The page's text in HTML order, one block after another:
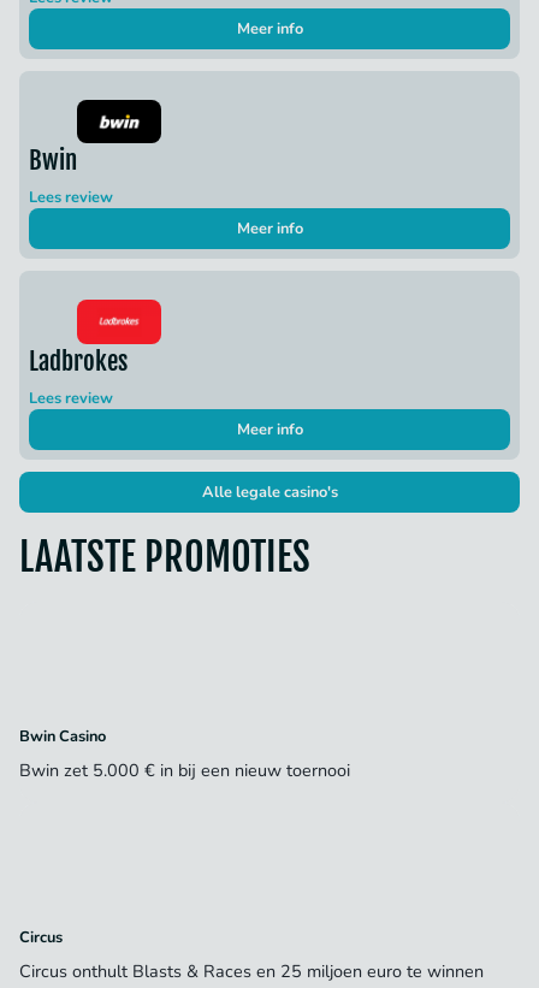
Meer info
Bwin
Lees review
Meer info
Ladbrokes
Lees review
Meer info
Alle legale casino's
LAATSTE PROMOTIES
Bwin Casino
Bwin zet 5.000 € in bij een nieuw toernooi
Circus
Circus onthult Blasts & Races en 25 miljoen euro te winnen